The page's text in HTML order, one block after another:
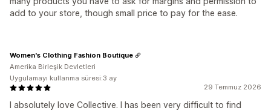
add to your store, though small price to pay for the ease.
29 Temmuz 2026
I absolutely love Collective. I has been very difficult to find
Women's Clothing Fashion Boutique
Amerika Birleşik Devletleri
Uygulamayı kullanma süresi:3 ay